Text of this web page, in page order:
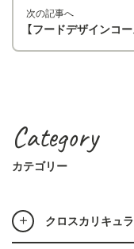
次の記事へ
【フードデザインコ
Category
カテゴリー
クロスカリキュ